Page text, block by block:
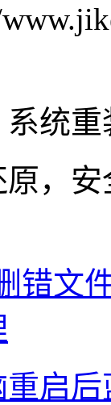
统
，
错文
启